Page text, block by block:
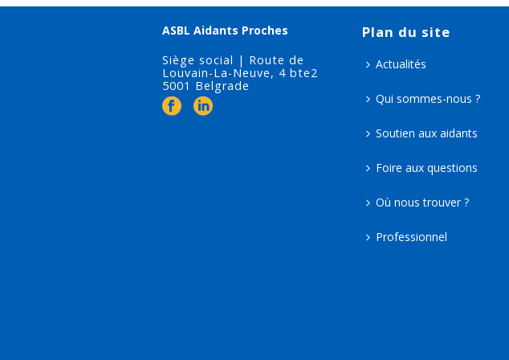
ASBL Aidants Proches
Siège social | Route de
Louvain-La-Neuve, 4 bte2
5001 Belgrade
Plan du site
Actualités
Qui sommes-nous ?
Soutien aux aidants
Foire aux questions
Où nous trouver ?
Professionnel